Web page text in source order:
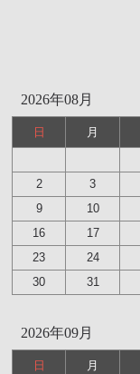
2026年08月
日 月
2
3
9
10
16
17
23
24
30
31
2026年09月
日 月